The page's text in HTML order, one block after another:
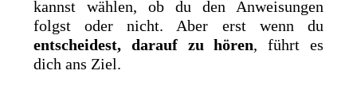
kannst wählen, ob du den Anweisungen
folgst oder nicht. Aber erst wenn du
entscheidest, darauf zu hören, führt es
dich ans Ziel.